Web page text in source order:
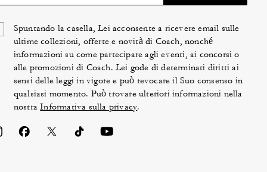
Spuntando la casella, Lei acconsente a ricevere email sulle
ultime collezioni, offerte e novità di Coach, nonché
informazioni su come partecipare agli eventi, ai concorsi o
alle promozioni di Coach. Lei gode di determinati diritti ai
sensi delle leggi in vigore e può revocare il Suo consenso in
qualsiasi momento. Può trovare ulteriori informazioni nella
nostraInformativa sulla privacy.